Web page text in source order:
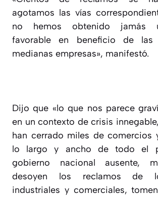
agotamos las vías
no hemos obtenido jamás
favorable en beneficio de las
medianas empresas», manifestó.
Dijo que «lo que nos parece
en un contexto de crisis
han cerrado miles de comercios
lo largo y ancho de todo el
gobierno nacional ausente,
desoyen los reclamos de
industriales y comerciales,